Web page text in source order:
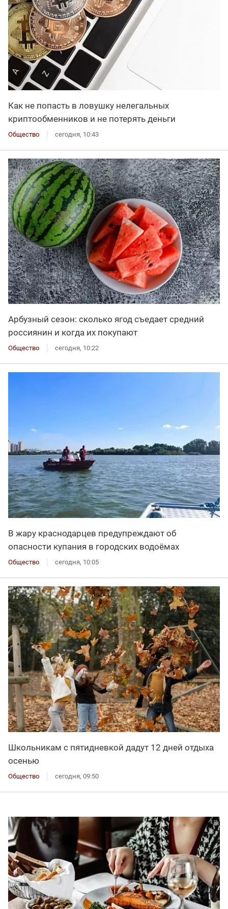
Как не попасть в ловушку нелегальных
криптообменников и не потерять деньги
Общество сегодня, 10:43
Арбузный сезон: сколько ягод съедает средний
россиянин и когда их покупают
Общество сегодня, 10:22
В жару краснодарцев предупреждают об
опасности купания в городских водоёмах
Общество сегодня, 10:05
Школьникам с пятидневкой дадут 12 дней отдыха
осенью
Общество сегодня, 09:50